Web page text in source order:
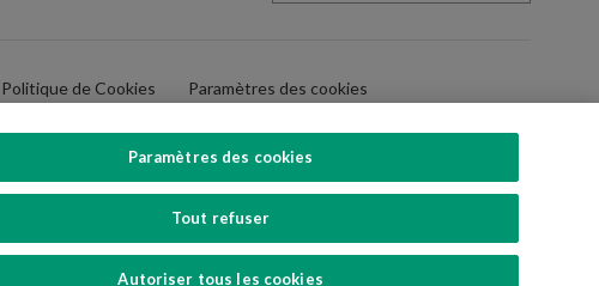
Politique de Cookies Paramètres des cookies
Paramètres des cookies
Tout refuser
Autoriser tous les cookies